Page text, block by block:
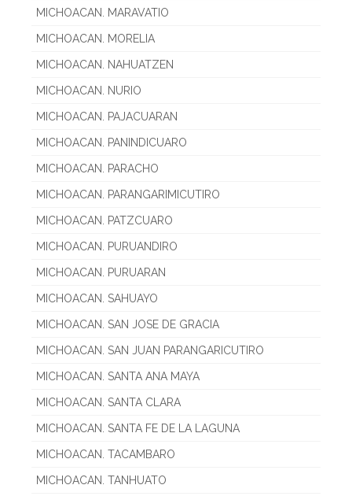
MICHOACAN. MARAVATIO
MICHOACAN. MORELIA
MICHOACAN. NAHUATZEN
MICHOACAN. NURIO
MICHOACAN. PAJACUARAN
MICHOACAN. PANINDICUARO
MICHOACAN. PARACHO
MICHOACAN. PARANGARIMICUTIRO
MICHOACAN. PATZCUARO
MICHOACAN. PURUANDIRO
MICHOACAN. PURUARAN
MICHOACAN. SAHUAYO
MICHOACAN. SAN JOSE DE GRACIA
MICHOACAN. SAN JUAN PARANGARICUTIRO
MICHOACAN. SANTA ANA MAYA
MICHOACAN. SANTA CLARA
MICHOACAN. SANTA FE DE LA LAGUNA
MICHOACAN. TACAMBARO
MICHOACAN. TANHUATO